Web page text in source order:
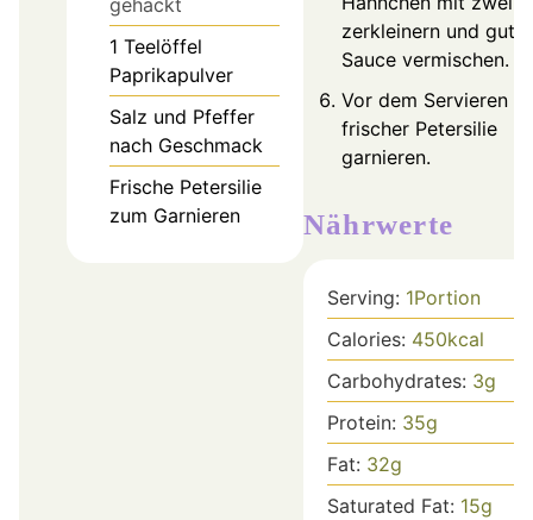
gehackt
1 Teelöffel
Paprikapulver
Salz und Pfeffer
nach Geschmack
Frische Petersilie
zum Garnieren
zerkleinern und gut
Sauce vermischen.
Vor dem Servieren
frischer Petersilie
garnieren.
Nährwerte
Serving: 1Portion
Calories: 450kcal
Carbohydrates: 3g
Protein: 35g
Fat: 32g
Saturated Fat: 15g